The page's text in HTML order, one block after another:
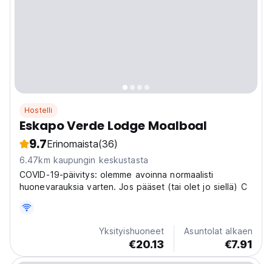
Hostelli
Eskapo Verde Lodge Moalboal
9.7Erinomaista(36)
6.47km kaupungin keskustasta
COVID-19-päivitys: olemme avoinna normaalisti
huonevarauksia varten. Jos pääset (tai olet jo siellä) C
Yksityishuoneet
€20.13
Asuntolat alkaen
€7.91